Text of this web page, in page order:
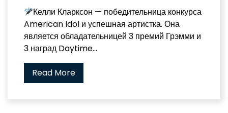
Келли Кларксон — победительница конкурса
American Idol и успешная артистка. Она
является обладательницей 3 премий Грэмми и
3 наград Daytime...
Read More